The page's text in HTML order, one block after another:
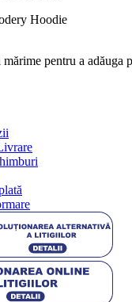
Hoodie
mărime pentru a adăuga